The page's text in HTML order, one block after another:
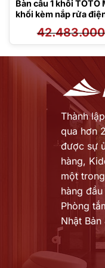
Bàn cầu 1 khối
khối kèm nắp rửa
Thành
qua hơn
được sự
hàng,
một
hàng
Phòng
Nhật